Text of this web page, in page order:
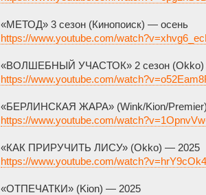
«МЕТОД» 3 сезон (Кинопоиск) — осень
https://www.youtube.com/
«ВОЛШЕБНЫЙ УЧАСТОК» 2 сезон (Okko)
https://www.youtube.com/
«БЕРЛИНСКАЯ ЖАРА» (Wink/Kion/
https://www.youtube.com/
«КАК ПРИРУЧИТЬ ЛИСУ» (Okko) — 2025
https://www.youtube.com/
«ОТПЕЧАТКИ» (Kion) — 2025